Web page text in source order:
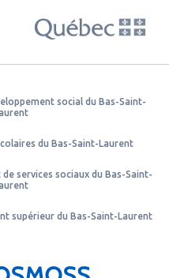
social du Bas-Saint-
du Bas-Saint-Laurent
services sociaux du Bas-Saint-
supérieur du Bas-Saint-Laurent